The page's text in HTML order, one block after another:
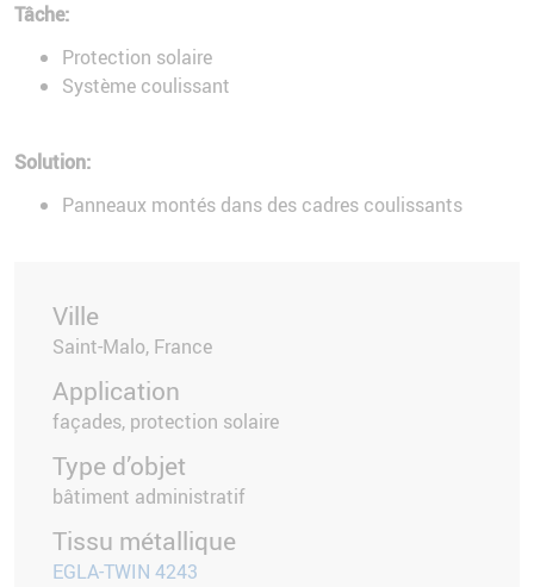
Tâche:
Protection solaire
Système coulissant
Solution:
Panneaux montés dans des cadres coulissants
Ville
Saint-Malo, France
Application
façades, protection solaire
Type d’objet
bâtiment administratif
Tissu métallique
EGLA-TWIN 4243